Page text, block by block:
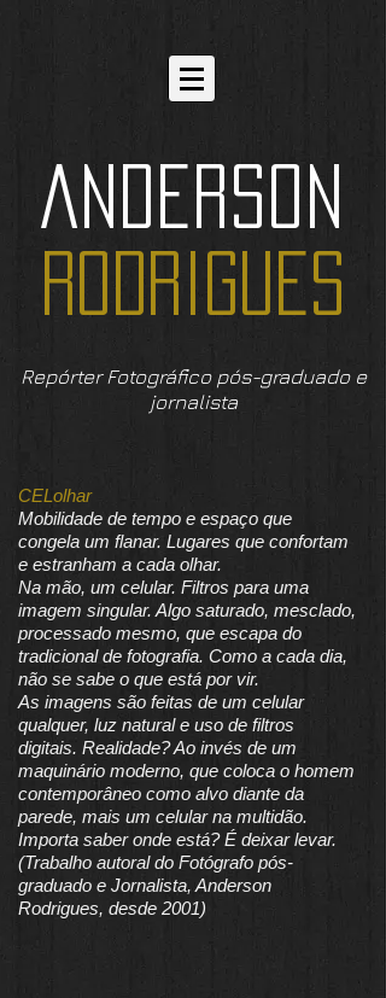
ANDERSON
RODRIGUES
Repórter Fotográfico pós-graduado e
jornalista
CELolhar
Mobilidade de tempo e espaço que
congela um flanar. Lugares que confortam
e estranham a cada olhar.
Na mão, um celular. Filtros para uma
imagem singular. Algo saturado, mesclado,
processado mesmo, que escapa do
tradicional de fotografia. Como a cada dia,
não se sabe o que está por vir.
As imagens são feitas de um celular
qualquer, luz natural e uso de filtros
digitais. Realidade? Ao invés de um
maquinário moderno, que coloca o homem
contemporâneo como alvo diante da
parede, mais um celular na multidão.
Importa saber onde está? É deixar levar.
(Trabalho autoral do Fotógrafo pós-
graduado e Jornalista, Anderson
Rodrigues, desde 2001)